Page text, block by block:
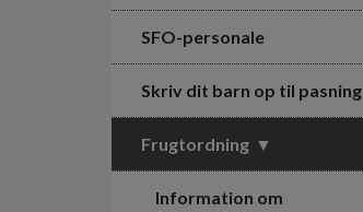
SFO-personale
Skriv dit barn op til pasning
Frugtordning
Information om